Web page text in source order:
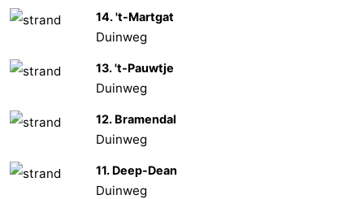
14. 't-Martgat
Duinweg
13. 't-Pauwtje
Duinweg
12. Bramendal
Duinweg
11. Deep-Dean
Duinweg